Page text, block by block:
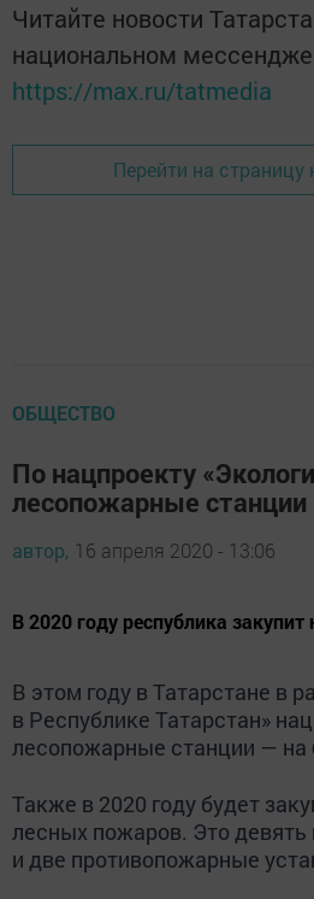
Читайте новости
национальном
https://max.ru/tatmedia
Перейти на страницу
ОБЩЕСТВО
По нацпроекту
лесопожарные станции
автор, 16 апреля 2020 - 13:06
В 2020 году республика
В этом году в Татарстане в
в Республике Татарстан»
лесопожарные станции — на
Также в 2020 году будет
лесных пожаров. Это
и две противопожарные